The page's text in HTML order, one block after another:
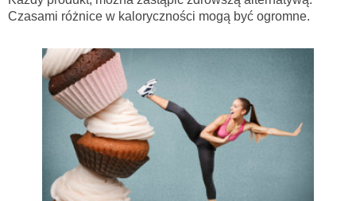
Czasami różnice w kaloryczności mogą być ogromne.